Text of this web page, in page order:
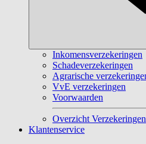
Inkomensverzekeringen
Schadeverzekeringen
Agrarische
VvE verzekeringen
Voorwaarden
Overzicht Verzekeringen
Klantenservice